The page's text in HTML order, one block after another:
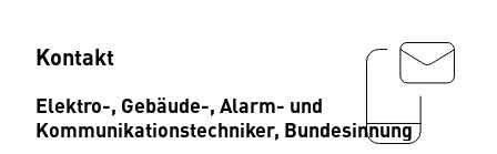
Kontakt
Elektro-, Gebäude-, Alarm- und
Kommunikationstechniker, Bundesinnung